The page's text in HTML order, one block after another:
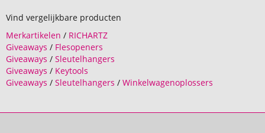
Vind vergelijkbare producten
Merkartikelen / RICHARTZ
Giveaways / Flesopeners
Giveaways / Sleutelhangers
Giveaways / Keytools
Giveaways / Sleutelhangers / Winkelwagenoplossers